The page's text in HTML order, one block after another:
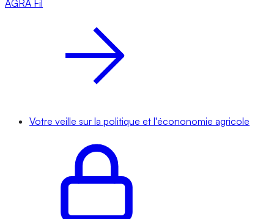
AGRA Fil
Votre veille sur la politique et l'écononomie agricole